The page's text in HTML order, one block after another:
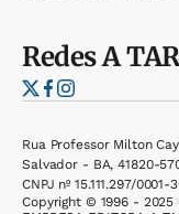
RedesA
Rua Professor Milton
Salvador - BA, 41820-
CNPJ nº 15.111.297/0001-
Copyright © 1996 - 2025